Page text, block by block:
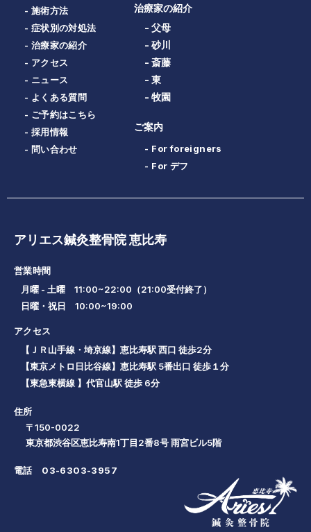
- 施術方法
- 症状別の対処法
- 治療家の紹介
- アクセス
- ニュース
- よくある質問
- ご予約はこちら
- 採用情報
- 問い合わせ
治療家の紹介
- 父母
- 砂川
- 斎藤
- 東
- 牧園
ご案内
- For foreigners
- For デフ
アリエス鍼灸整骨院 恵比寿
営業時間
月曜 - 土曜 11:00~22:00（21:00受付終了）
日曜・祝日 10:00~19:00
アクセス
【ＪＲ山手線・埼京線】恵比寿駅 西口 徒歩2分
【東京メトロ日比谷線】恵比寿駅 5番出口 徒歩１分
【東急東横線 】代官山駅 徒歩 6分
住所
〒150-0022
東京都渋谷区恵比寿南1丁目2番8号 雨宮ビル5階
電話 03-6303-3957